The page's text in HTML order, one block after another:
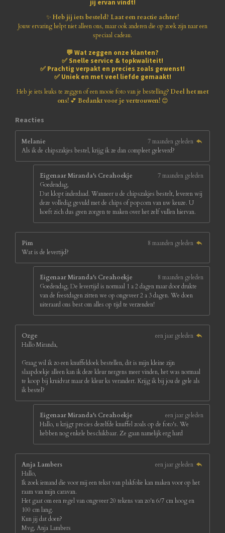
1
8
r
e
r
e
r
e
r
e
n
jij ervan vindt!
✨ Heb jij iets besteld? Laat een reactie achter!
Jouw ervaring helpt niet alleen ons, maar ook anderen die op zoek zijn naar een
speciaal cadeau.
💬 Wat zeggen onze klanten?
✅ Snelle service & topkwaliteit!
✅ Prachtig verpakt en precies zoals gewenst!
✅ Uniek en met veel liefde gemaakt!
Heb je iets leuks te zeggen of een mooie foto van je bestelling? Deel het met
ons!💕 Bedankt voor je vertrouwen!😊
Reacties
Melanie
7 maanden geleden
Als ik de chipszakjes bestel, krijg ik ze dan compleet geleverd?
Eigenaar Miranda's Creahoekje
7 maanden geleden
Goedendag,
Dat klopt inderdaad. Wanneer u de chipszakjes bestelt, leveren wij
deze volledig gevuld met de chips of popcorn van uw keuze. U
hoeft zich dus geen zorgen te maken over het zelf vullen hiervan.
Pim
8 maanden geleden
Wat is de levertijd?
Eigenaar Miranda's Creahoekje
8 maanden geleden
Goedendag, De levertijd is normaal 1 a 2 dagen maar door drukte
van de feestdagen zitten we op ongeveer 2 a 3 dagen. We doen
uiteraard ons best om alles op tijd te verzenden!
Ozge
een jaar geleden
Hallo Miranda,
Graag wil ik zo een knuffeldoek bestellen, dit is mijn kleine zijn
slaapdoekje alleen kan ik deze kleur nergens meer vinden, het was normaal
te koop bij kruidvat maar de kleur ks verandert. Krijg ik bij jou de gele als
ik bestel?
Eigenaar Miranda's Creahoekje
een jaar geleden
Hallo, u krijgt precies dezelfde knuffel zoals op de foto's. We
hebben nog enkele beschikbaar. Ze gaan namelijk erg hard
Anja Lambers
een jaar geleden
Hallo,
Ik zoek iemand die voor mij een tekst van plakfolie kan maken voor op het
raam van mijn caravan.
Het gaat om een regel van ongeveer 20 tekens van zo'n 6/7 cm hoog en
100 cm lang.
Kun jij dat doen?
Mvg, Anja Lambers